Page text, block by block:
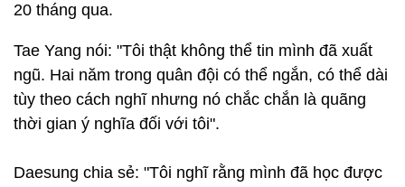
20 tháng qua.
Tae Yang nói: "Tôi thật không thể tin mình đã xuất
ngũ. Hai năm trong quân đội có thể ngắn, có thể dài
tùy theo cách nghĩ nhưng nó chắc chắn là quãng
thời gian ý nghĩa đối với tôi".
Daesung chia sẻ: "Tôi nghĩ rằng mình đã học được